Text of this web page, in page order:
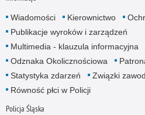
Wiadomości Kierownictwo
Publikacje wyroków i zarządzeń
Multimedia - klauzula informacyjna
Odznaka Okolicznościowa
Statystyka zdarzeń
Związki
Równość płci w Policji
Policja Śląska